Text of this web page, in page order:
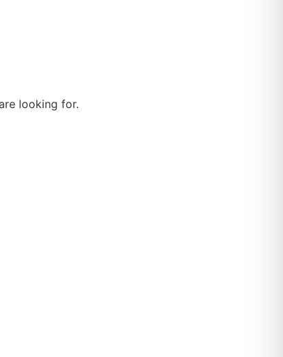
looking for.